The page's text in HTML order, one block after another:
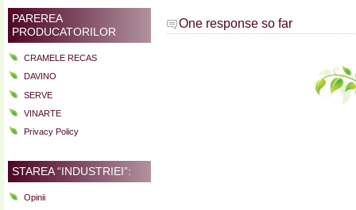
PAREREA
PRODUCATORILOR
CRAMELE RECAS
DAVINO
SERVE
VINARTE
Privacy Policy
STAREA “INDUSTRIEI”:
Opinii
One response so far